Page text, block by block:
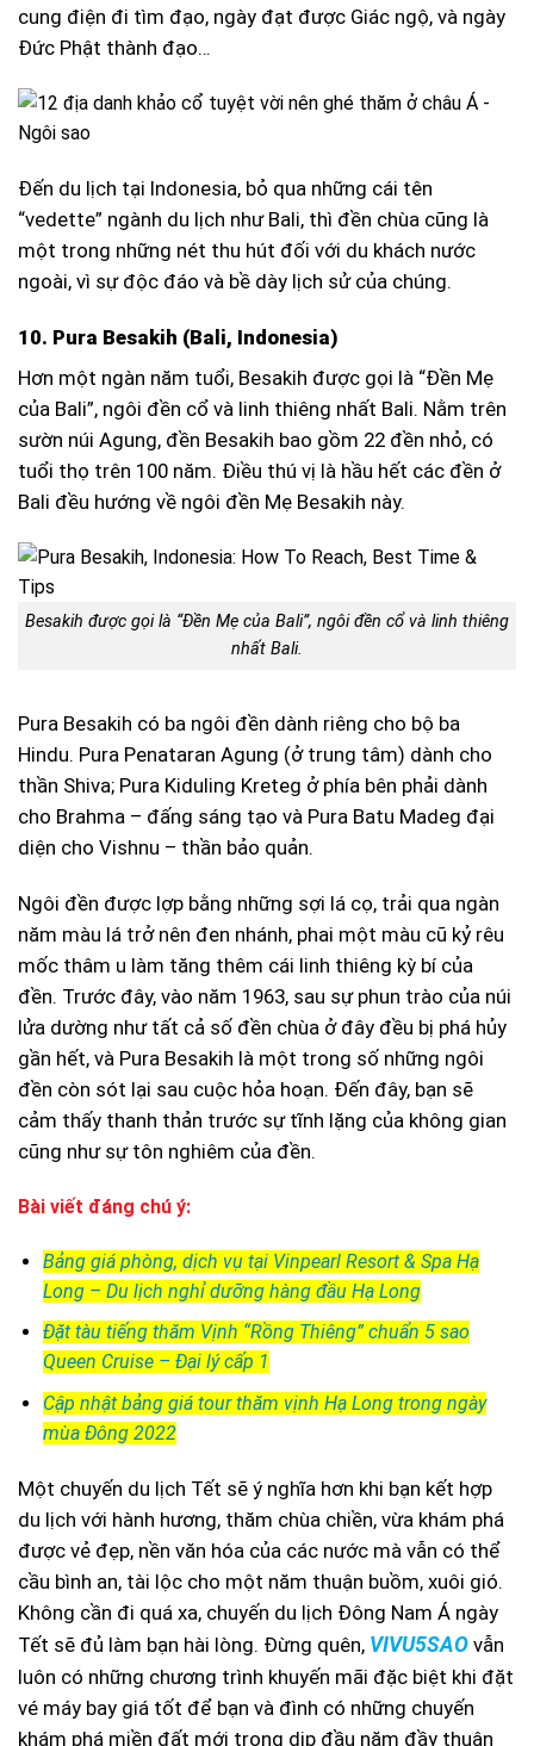
cung điện đi tìm đạo, ngày đạt được Giác ngộ, và ngày
Đức Phật thành đạo…
Đến du lịch tại Indonesia, bỏ qua những cái tên
“vedette” ngành du lịch như Bali, thì đền chùa cũng là
một trong những nét thu hút đối với du khách nước
ngoài, vì sự độc đáo và bề dày lịch sử của chúng.
10. Pura Besakih (Bali, Indonesia)
Hơn một ngàn năm tuổi, Besakih được gọi là “Đền Mẹ
của Bali”, ngôi đền cổ và linh thiêng nhất Bali. Nằm trên
sườn núi Agung, đền Besakih bao gồm 22 đền nhỏ, có
tuổi thọ trên 100 năm. Điều thú vị là hầu hết các đền ở
Bali đều hướng về ngôi đền Mẹ Besakih này.
Besakih được gọi là “Đền Mẹ của Bali”, ngôi đền cổ và linh thiêng
nhất Bali.
Pura Besakih có ba ngôi đền dành riêng cho bộ ba
Hindu. Pura Penataran Agung (ở trung tâm) dành cho
thần Shiva; Pura Kiduling Kreteg ở phía bên phải dành
cho Brahma – đấng sáng tạo và Pura Batu Madeg đại
diện cho Vishnu – thần bảo quản.
Ngôi đền được lợp bằng những sợi lá cọ, trải qua ngàn
năm màu lá trở nên đen nhánh, phai một màu cũ kỷ rêu
mốc thâm u làm tăng thêm cái linh thiêng kỳ bí của
đền. Trước đây, vào năm 1963, sau sự phun trào của núi
lửa dường như tất cả số đền chùa ở đây đều bị phá hủy
gần hết, và Pura Besakih là một trong số những ngôi
đền còn sót lại sau cuộc hỏa hoạn. Đến đây, bạn sẽ
cảm thấy thanh thản trước sự tĩnh lặng của không gian
cũng như sự tôn nghiêm của đền.
Bài viết đáng chú ý:
Bảng giá phòng, dịch vụ tại Vinpearl Resort & Spa Hạ
Long – Du lịch nghỉ dưỡng hàng đầu Hạ Long
Đặt tàu tiếng thăm Vịnh “Rồng Thiêng” chuẩn 5 sao
Queen Cruise – Đại lý cấp 1
Cập nhật bảng giá tour thăm vịnh Hạ Long trong ngày
mùa Đông 2022
Một chuyến du lịch Tết sẽ ý nghĩa hơn khi bạn kết hợp
du lịch với hành hương, thăm chùa chiền, vừa khám phá
được vẻ đẹp, nền văn hóa của các nước mà vẫn có thể
cầu bình an, tài lộc cho một năm thuận buồm, xuôi gió.
Không cần đi quá xa, chuyến du lịch Đông Nam Á ngày
Tết sẽ đủ làm bạn hài lòng. Đừng quên, VIVU5SAO vẫn
luôn có những chương trình khuyến mãi đặc biệt khi đặt
vé máy bay giá tốt để bạn và đình có những chuyến
khám phá miền đất mới trong dịp đầu năm đầy thuận